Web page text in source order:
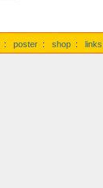
: poster : shop : links